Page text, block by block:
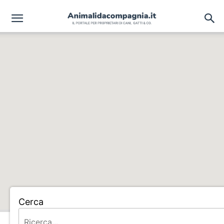
Cerca
Home ALLEVAMENTO